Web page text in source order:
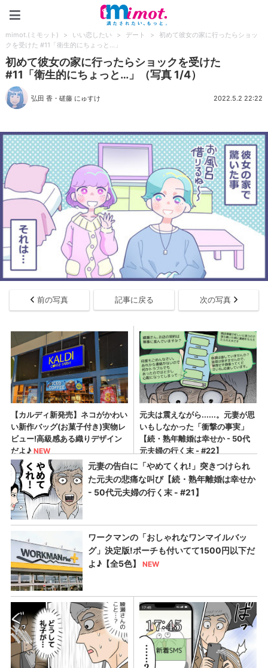
mimot.(ミモット) > いい恋したい > デート >
初めて彼女の家に行ったらショッ
クを受けた #11「衛生的にちょっと…」
初めて彼女の家に行ったらショックを受けた
#11「衛生的にちょっと…」（写真 1/4）
弘田 香 ・磋藤 にゅすけ 2022.5.2 22:22
前の写真 記事に戻る 次の写真